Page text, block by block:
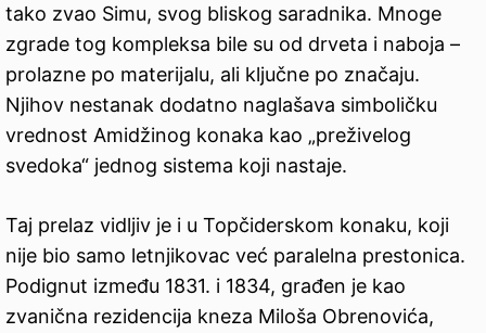
tako zvao Simu, svog bliskog saradnika. Mnoge
zgrade tog kompleksa bile su od drveta i naboja –
prolazne po materijalu, ali ključne po značaju.
Njihov nestanak dodatno naglašava simboličku
vrednost Amidžinog konaka kao „preživelog
svedoka“ jednog sistema koji nastaje.
Taj prelaz vidljiv je i u Topčiderskom konaku, koji
nije bio samo letnjikovac već paralelna prestonica.
Podignut između 1831. i 1834, građen je kao
zvanična rezidencija kneza Miloša Obrenovića,